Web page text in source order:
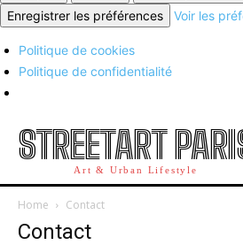
Enregistrer les préférences
Voir les
Politique de cookies
Politique de confidentialité
STREETART
Art & Urban Lifestyle
Home Contact
Contact